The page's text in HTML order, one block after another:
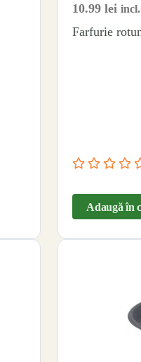
10.99lei
Farfurie
Adaugă în